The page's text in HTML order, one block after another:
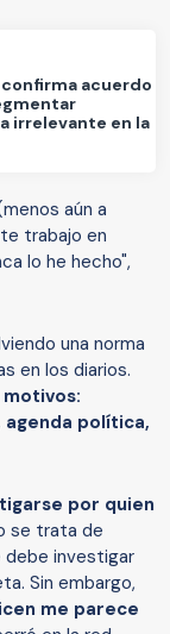
acuerdo
irrelevante en la
aún a
trabajo en
lo he hecho",
una norma
en los diarios.
política,
por quien
se trata de
debe investigar
Sin embargo,
me parece